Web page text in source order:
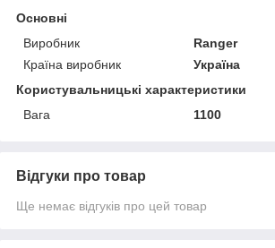
Основні
Виробник
Ranger
Країна виробник
Україна
Користувальницькі характеристики
Вага
1100
Відгуки про товар
Ще немає відгуків про цей товар